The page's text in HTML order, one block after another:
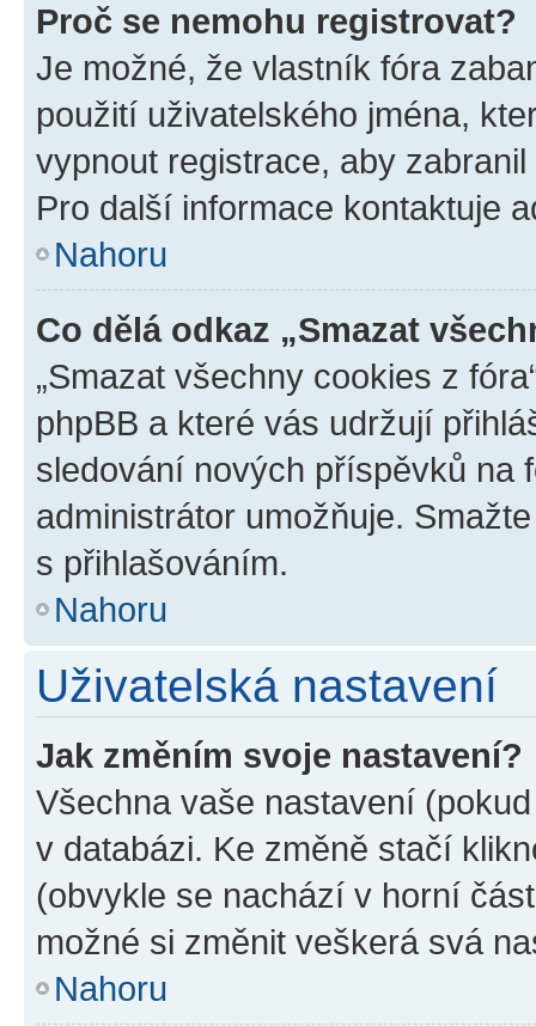
Proč se nemohu registrovat?
Je možné, že vlastník fóra
použití uživatelského jména,
vypnout registrace, aby
Pro další informace kontaktuje
Nahoru
Co dělá odkaz „Smazat
„Smazat všechny cookies z
phpBB a které vás udržují
sledování nových příspěvků na
administrátor umožňuje.
s přihlašováním.
Nahoru
Uživatelská nastavení
Jak změním svoje nastavení?
Všechna vaše nastavení
v databázi. Ke změně stačí
(obvykle se nachází v horní
možné si změnit veškerá svá
Nahoru